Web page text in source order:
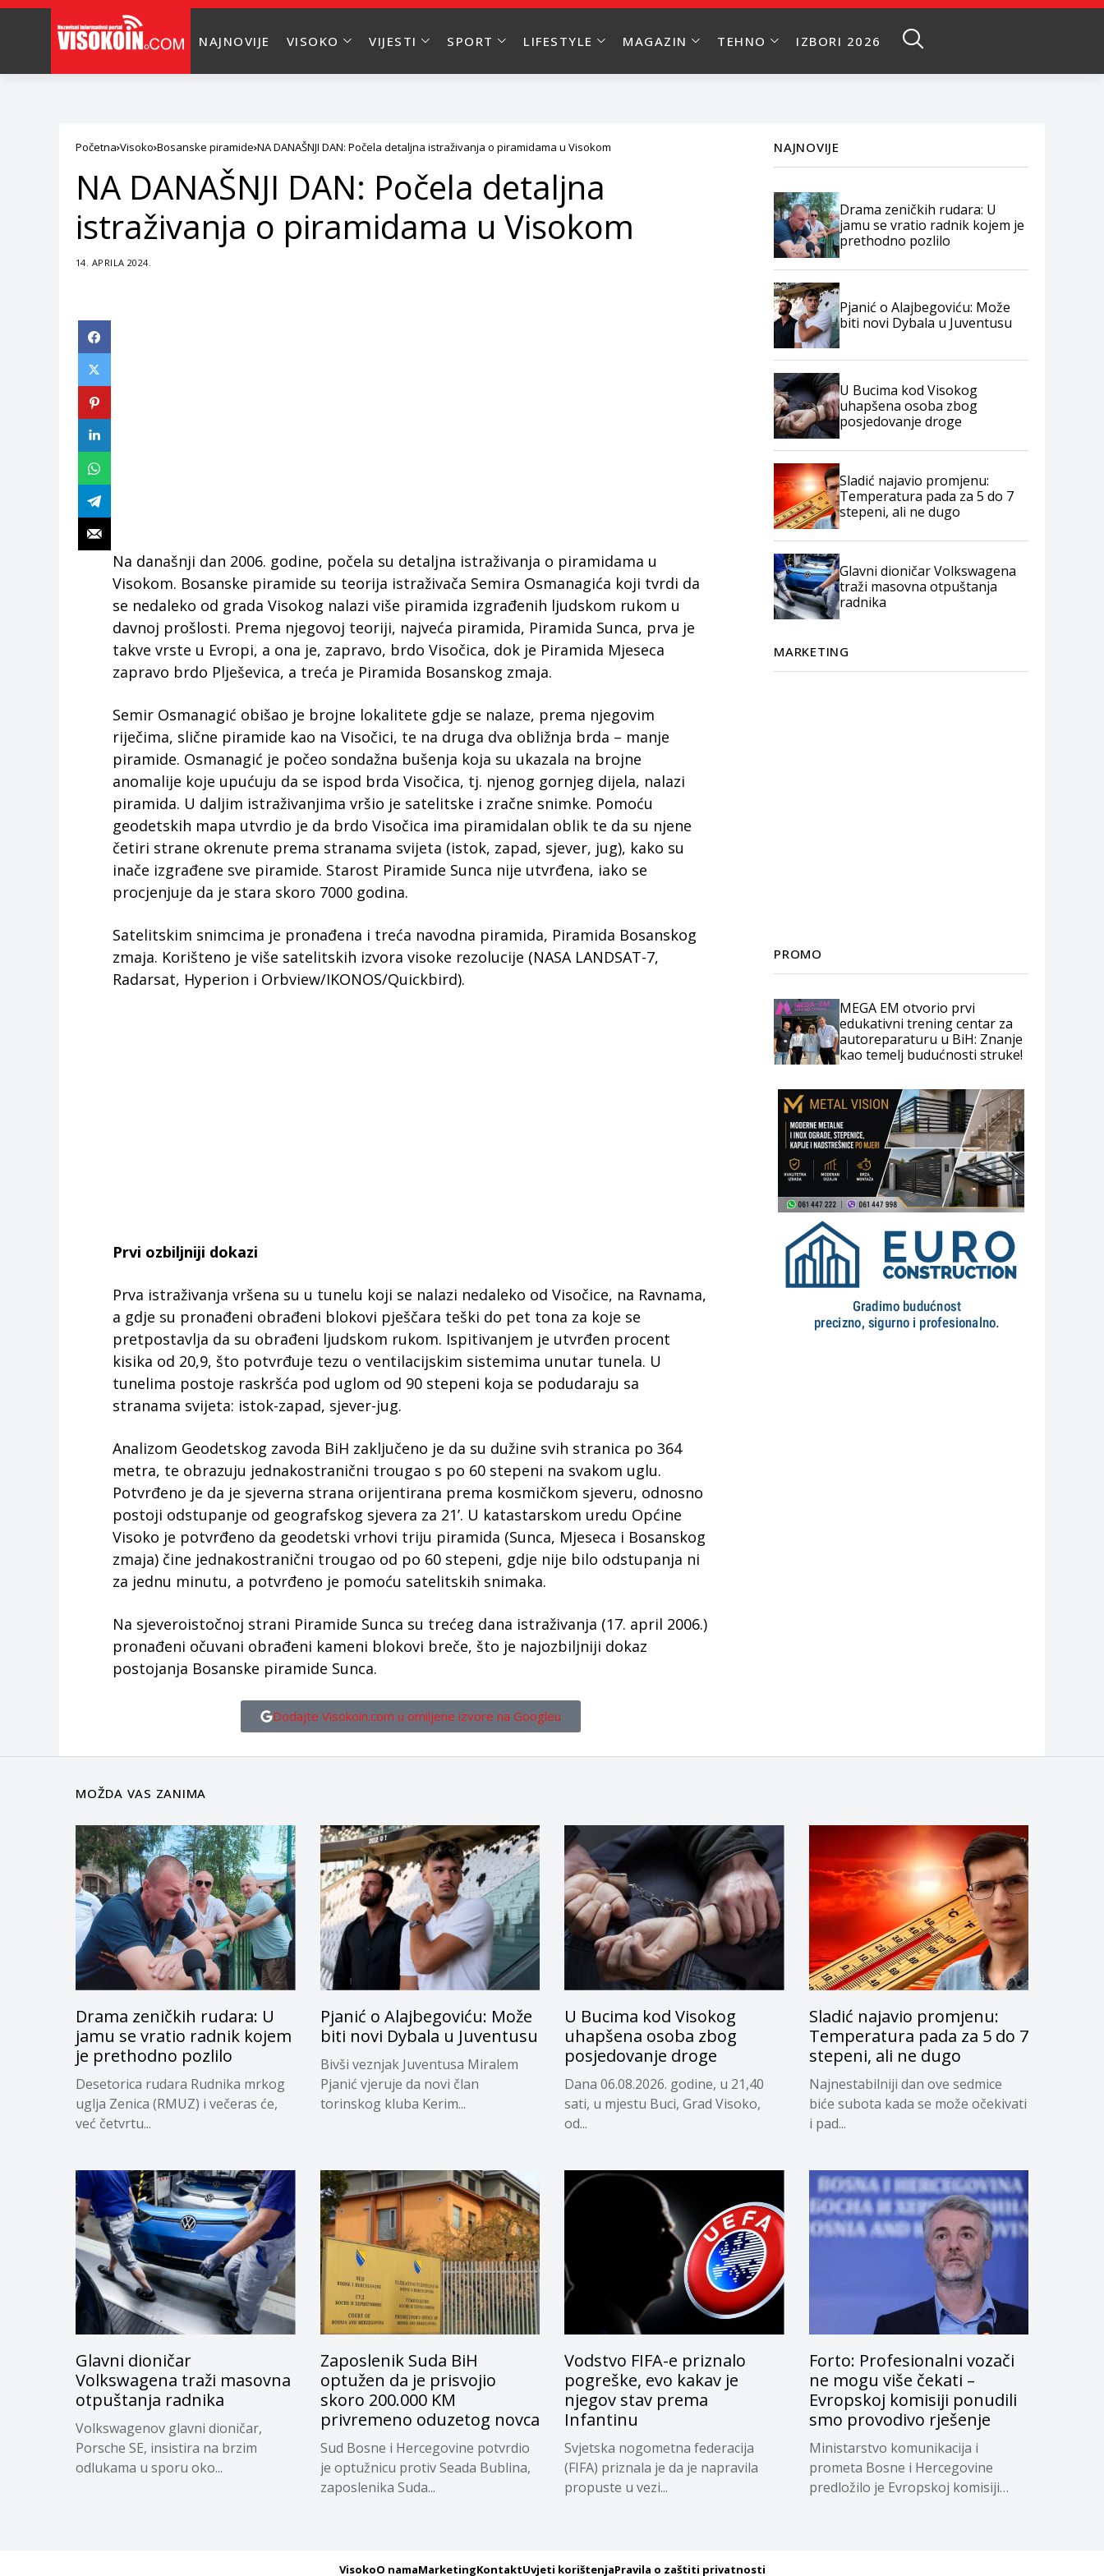
NAJNOVIJE VISOKO VIJESTI SPORT LIFESTYLE MAGAZIN TEHNO IZBORI 2026
Početna Visoko Bosanske piramide NA DANAŠNJI DAN: Počela detaljna istraživanja o piramidama u Visokom
NA DANAŠNJI DAN: Počela detaljna
istraživanja o piramidama u Visokom
14. APRILA 2024.
Na današnji dan 2006. godine, počela su detaljna istraživanja o piramidama u
Visokom. Bosanske piramide su teorija istraživača Semira Osmanagića koji tvrdi da
se nedaleko od grada Visokog nalazi više piramida izgrađenih ljudskom rukom u
davnoj prošlosti. Prema njegovoj teoriji, najveća piramida, Piramida Sunca, prva je
takve vrste u Evropi, a ona je, zapravo, brdo Visočica, dok je Piramida Mjeseca
zapravo brdo Plješevica, a treća je Piramida Bosanskog zmaja.
Semir Osmanagić obišao je brojne lokalitete gdje se nalaze, prema njegovim
riječima, slične piramide kao na Visočici, te na druga dva obližnja brda – manje
piramide. Osmanagić je počeo sondažna bušenja koja su ukazala na brojne
anomalije koje upućuju da se ispod brda Visočica, tj. njenog gornjeg dijela, nalazi
piramida. U daljim istraživanjima vršio je satelitske i zračne snimke. Pomoću
geodetskih mapa utvrdio je da brdo Visočica ima piramidalan oblik te da su njene
četiri strane okrenute prema stranama svijeta (istok, zapad, sjever, jug), kako su
inače izgrađene sve piramide. Starost Piramide Sunca nije utvrđena, iako se
procjenjuje da je stara skoro 7000 godina.
Satelitskim snimcima je pronađena i treća navodna piramida, Piramida Bosanskog
zmaja. Korišteno je više satelitskih izvora visoke rezolucije (NASA LANDSAT-7,
Radarsat, Hyperion i Orbview/IKONOS/Quickbird).
Prvi ozbiljniji dokazi
Prva istraživanja vršena su u tunelu koji se nalazi nedaleko od Visočice, na Ravnama,
a gdje su pronađeni obrađeni blokovi pješčara teški do pet tona za koje se
pretpostavlja da su obrađeni ljudskom rukom. Ispitivanjem je utvrđen procent
kisika od 20,9, što potvrđuje tezu o ventilacijskim sistemima unutar tunela. U
tunelima postoje raskršća pod uglom od 90 stepeni koja se podudaraju sa
stranama svijeta: istok-zapad, sjever-jug.
Analizom Geodetskog zavoda BiH zaključeno je da su dužine svih stranica po 364
metra, te obrazuju jednakostranični trougao s po 60 stepeni na svakom uglu.
Potvrđeno je da je sjeverna strana orijentirana prema kosmičkom sjeveru, odnosno
postoji odstupanje od geografskog sjevera za 21’. U katastarskom uredu Općine
Visoko je potvrđeno da geodetski vrhovi triju piramida (Sunca, Mjeseca i Bosanskog
zmaja) čine jednakostranični trougao od po 60 stepeni, gdje nije bilo odstupanja ni
za jednu minutu, a potvrđeno je pomoću satelitskih snimaka.
Na sjeveroistočnoj strani Piramide Sunca su trećeg dana istraživanja (17. april 2006.)
pronađeni očuvani obrađeni kameni blokovi breče, što je najozbiljniji dokaz
postojanja Bosanske piramide Sunca.
Dodajte Visokoin.com u omiljene izvore na Googleu
NAJNOVIJE
Drama zeničkih rudara: U
jamu se vratio radnik kojem je
prethodno pozlilo
Pjanić o Alajbegoviću: Može
biti novi Dybala u Juventusu
U Bucima kod Visokog
uhapšena osoba zbog
posjedovanje droge
Sladić najavio promjenu:
Temperatura pada za 5 do 7
stepeni, ali ne dugo
Glavni dioničar Volkswagena
traži masovna otpuštanja
radnika
MARKETING
PROMO
MEGA EM otvorio prvi
edukativni trening centar za
autoreparaturu u BiH: Znanje
kao temelj budućnosti struke!
MOŽDA VAS ZANIMA
Drama zeničkih rudara: U
jamu se vratio radnik kojem
je prethodno pozlilo
Desetorica rudara Rudnika mrkog
uglja Zenica (RMUZ) i večeras će,
već četvrtu...
Pjanić o Alajbegoviću: Može
biti novi Dybala u Juventusu
Bivši veznjak Juventusa Miralem
Pjanić vjeruje da novi član
torinskog kluba Kerim...
U Bucima kod Visokog
uhapšena osoba zbog
posjedovanje droge
Dana 06.08.2026. godine, u 21,40
sati, u mjestu Buci, Grad Visoko,
od...
Sladić najavio promjenu:
Temperatura pada za 5 do 7
stepeni, ali ne dugo
Najnestabilniji dan ove sedmice
biće subota kada se može očekivati
i pad...
Glavni dioničar
Volkswagena traži masovna
otpuštanja radnika
Volkswagenov glavni dioničar,
Porsche SE, insistira na brzim
odlukama u sporu oko...
Zaposlenik Suda BiH
optužen da je prisvojio
skoro 200.000 KM
privremeno oduzetog novca
Sud Bosne i Hercegovine potvrdio
je optužnicu protiv Seada Bublina,
zaposlenika Suda...
Vodstvo FIFA-e priznalo
pogreške, evo kakav je
njegov stav prema
Infantinu
Svjetska nogometna federacija
(FIFA) priznala je da je napravila
propuste u vezi...
Forto: Profesionalni vozači
ne mogu više čekati –
Evropskoj komisiji ponudili
smo provodivo rješenje
Ministarstvo komunikacija i
prometa Bosne i Hercegovine
predložilo je Evropskoj komisiji
VisokoO namaMarketingKontaktUvjeti korištenjaPravila o zaštiti privatnosti